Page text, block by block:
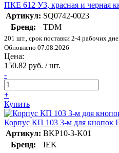
ПКЕ 612 У3, красная и черная
Артикул: SQ0742-0023
Бренд:
TDM
201 шт., срок поставки 2-4 рабочих
Обновлено 07.08.2026
Цена:
150.82 руб. / шт.
-
+
Купить
Корпус КП 103 3-м для кнопок
Артикул: BKP10-3-K01
Бренд:
IEK